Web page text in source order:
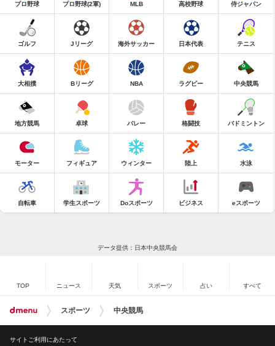
プロ野球 プロ野球(2軍) MLB 高校野球 侍ジャパン
ゴルフ Jリーグ 海外サッカー 日本代表 テニス
大相撲 Bリーグ NBA ラグビー 中央競馬
地方競馬 卓球 バレー 格闘技 バドミントン
モーター フィギュア ウィンター 陸上 水泳
自転車 学生スポーツ Doスポーツ ビジネス eスポーツ
データ提供：日本中央競馬会
TOP ニュース 天気 スポーツ 占い すべて
スポーツ 中央競馬
サイトご利用にあたって